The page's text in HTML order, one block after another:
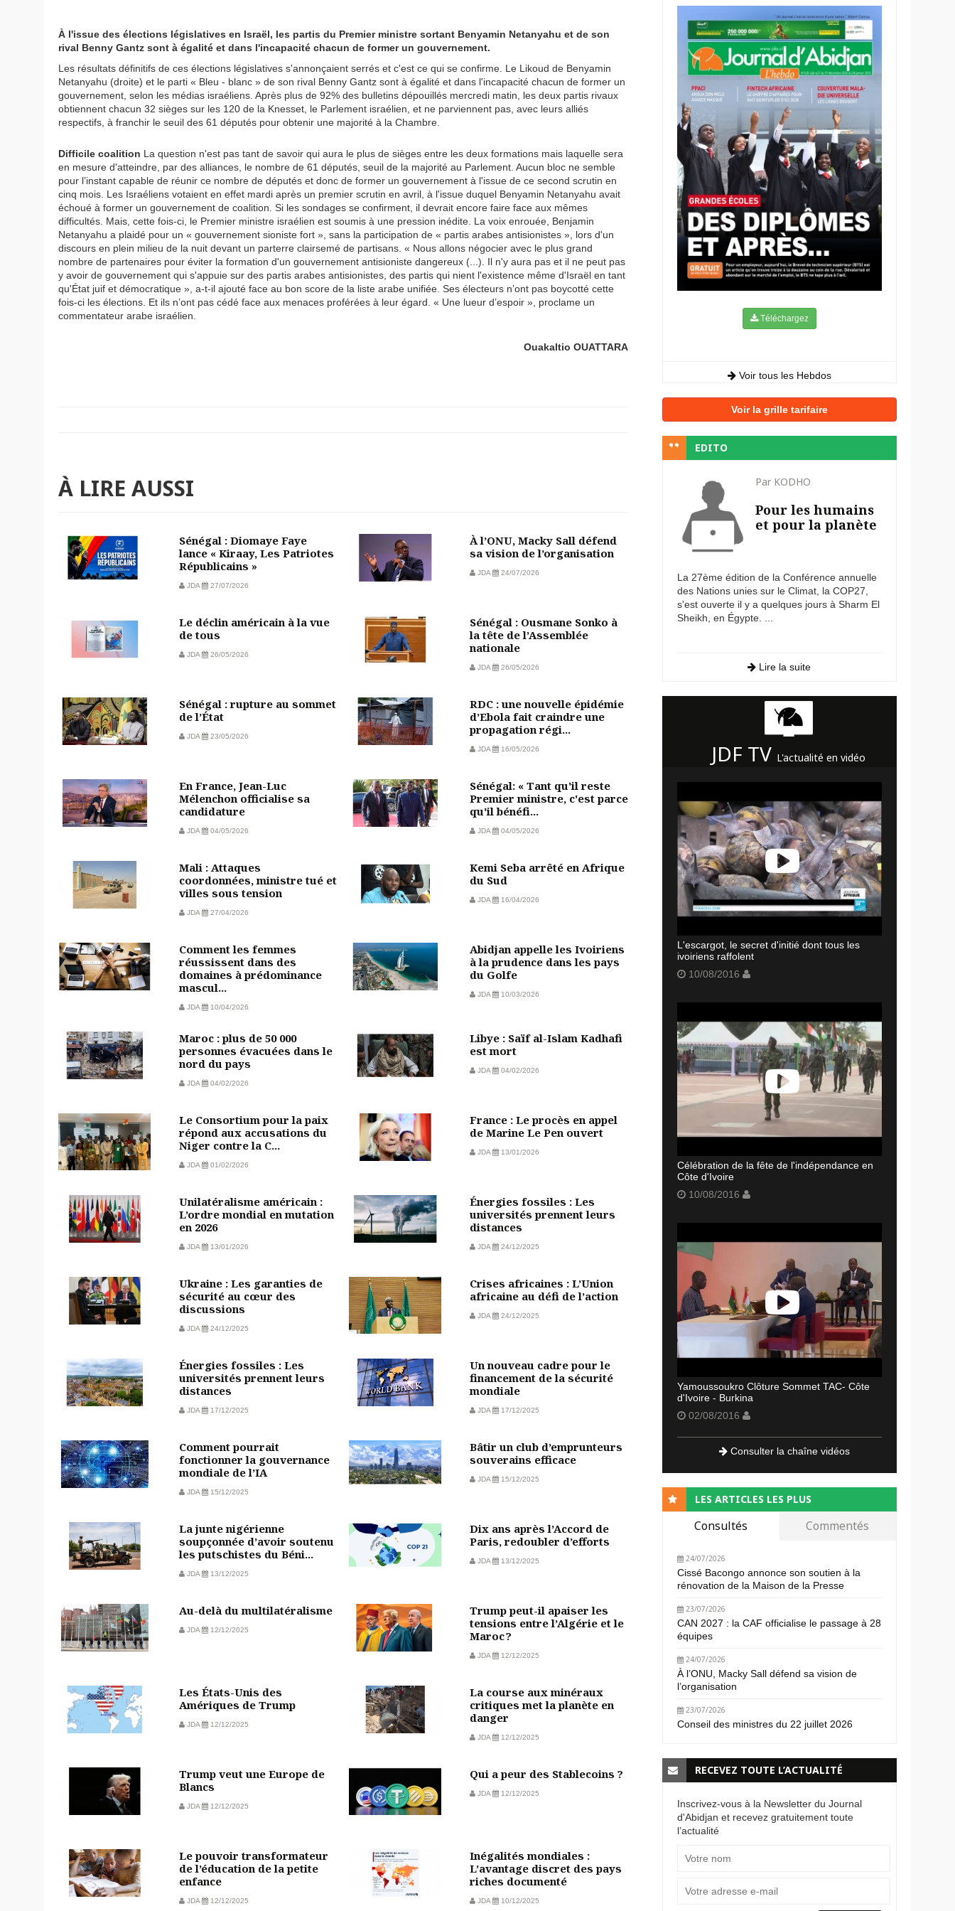
À l'issue des élections législatives en Israël, les partis du Premier ministre sortant Benyamin Netanyahu et de son
rival Benny Gantz sont à égalité et dans l'incapacité chacun de former un gouvernement.
Les résultats définitifs de ces élections législatives s'annonçaient serrés et c'est ce qui se confirme. Le Likoud de Benyamin
Netanyahu (droite) et le parti « Bleu - blanc » de son rival Benny Gantz sont à égalité et dans l'incapacité chacun de former un
gouvernement, selon les médias israéliens. Après plus de 92% des bulletins dépouillés mercredi matin, les deux partis rivaux
obtiennent chacun 32 sièges sur les 120 de la Knesset, le Parlement israélien, et ne parviennent pas, avec leurs alliés
respectifs, à franchir le seuil des 61 députés pour obtenir une majorité à la Chambre.
Difficile coalition La question n'est pas tant de savoir qui aura le plus de sièges entre les deux formations mais laquelle sera
en mesure d'atteindre, par des alliances, le nombre de 61 députés, seuil de la majorité au Parlement. Aucun bloc ne semble
pour l’instant capable de réunir ce nombre de députés et donc de former un gouvernement à l'issue de ce second scrutin en
cinq mois. Les Israéliens votaient en effet mardi après un premier scrutin en avril, à l'issue duquel Benyamin Netanyahu avait
échoué à former un gouvernement de coalition. Si les sondages se confirment, il devrait encore faire face aux mêmes
difficultés. Mais, cette fois-ci, le Premier ministre israélien est soumis à une pression inédite. La voix enrouée, Benjamin
Netanyahu a plaidé pour un « gouvernement sioniste fort », sans la participation de « partis arabes antisionistes », lors d'un
discours en plein milieu de la nuit devant un parterre clairsemé de partisans. « Nous allons négocier avec le plus grand
nombre de partenaires pour éviter la formation d'un gouvernement antisioniste dangereux (...). Il n'y aura pas et il ne peut pas
y avoir de gouvernement qui s'appuie sur des partis arabes antisionistes, des partis qui nient l'existence même d'Israël en tant
qu'État juif et démocratique », a-t-il ajouté face au bon score de la liste arabe unifiée. Ses électeurs n’ont pas boycotté cette
fois-ci les élections. Et ils n’ont pas cédé face aux menaces proférées à leur égard. « Une lueur d’espoir », proclame un
commentateur arabe israélien.
Ouakaltio OUATTARA
À LIRE AUSSI
Sénégal : Diomaye Faye
lance « Kiraay, Les Patriotes
Républicains »
JDA 27/07/2026
À l’ONU, Macky Sall défend
sa vision de l’organisation
JDA 24/07/2026
Le déclin américain à la vue
de tous
JDA 26/05/2026
Sénégal : Ousmane Sonko à
la tête de l’Assemblée
nationale
JDA 26/05/2026
Sénégal : rupture au sommet
de l’État
JDA 23/05/2026
RDC : une nouvelle épidémie
d’Ebola fait craindre une
propagation régi...
JDA 16/05/2026
En France, Jean-Luc
Mélenchon officialise sa
candidature
JDA 04/05/2026
Sénégal: « Tant qu'il reste
Premier ministre, c'est parce
qu'il bénéfi...
JDA 04/05/2026
Mali : Attaques
coordonnées, ministre tué et
villes sous tension
JDA 27/04/2026
Kemi Seba arrêté en Afrique
du Sud
JDA 16/04/2026
Comment les femmes
réussissent dans des
domaines à prédominance
mascul...
JDA 10/04/2026
Abidjan appelle les Ivoiriens
à la prudence dans les pays
du Golfe
JDA 10/03/2026
Maroc : plus de 50 000
personnes évacuées dans le
nord du pays
JDA 04/02/2026
Libye : Saïf al-Islam Kadhafi
est mort
JDA 04/02/2026
Le Consortium pour la paix
répond aux accusations du
Niger contre la C...
JDA 01/02/2026
France : Le procès en appel
de Marine Le Pen ouvert
JDA 13/01/2026
Unilatéralisme américain :
L’ordre mondial en mutation
en 2026
JDA 13/01/2026
Énergies fossiles : Les
universités prennent leurs
distances
JDA 24/12/2025
Ukraine : Les garanties de
sécurité au cœur des
discussions
JDA 24/12/2025
Crises africaines : L’Union
africaine au défi de l’action
JDA 24/12/2025
Énergies fossiles : Les
universités prennent leurs
distances
JDA 17/12/2025
Un nouveau cadre pour le
financement de la sécurité
mondiale
JDA 17/12/2025
Comment pourrait
fonctionner la gouvernance
mondiale de l’IA
JDA 15/12/2025
Bâtir un club d’emprunteurs
souverains efficace
JDA 15/12/2025
La junte nigérienne
soupçonnée d’avoir soutenu
les putschistes du Béni...
JDA 13/12/2025
Dix ans après l’Accord de
Paris, redoubler d’efforts
JDA 13/12/2025
Au-delà du multilatéralisme
JDA 12/12/2025
Trump peut-il apaiser les
tensions entre l’Algérie et le
Maroc ?
JDA 12/12/2025
Les États-Unis des
Amériques de Trump
JDA 12/12/2025
La course aux minéraux
critiques met la planète en
danger
JDA 12/12/2025
Trump veut une Europe de
Blancs
JDA 12/12/2025
Qui a peur des Stablecoins ?
JDA 12/12/2025
Le pouvoir transformateur
de l’éducation de la petite
enfance
JDA 12/12/2025
Inégalités mondiales :
L’avantage discret des pays
riches documenté
JDA 10/12/2025
Téléchargez
Voir tous les Hebdos
Voir la grille tarifaire
EDITO
Par KODHO
Pour les humains
et pour la planète
La 27ème édition de la Conférence annuelle
des Nations unies sur le Climat, la COP27,
s'est ouverte il y a quelques jours à Sharm El
Sheikh, en Égypte. ...
Lire la suite
JDF TV L'actualité en vidéo
L'escargot, le secret d'initié dont tous les
ivoiriens raffolent
10/08/2016
Célébration de la fête de l'indépendance en
Côte d'Ivoire
10/08/2016
Yamoussoukro Clôture Sommet TAC- Côte
d'Ivoire - Burkina
02/08/2016
Consulter la chaîne vidéos
LES ARTICLES LES PLUS
Consultés Commentés
24/07/2026
Cissé Bacongo annonce son soutien à la
rénovation de la Maison de la Presse
23/07/2026
CAN 2027 : la CAF officialise le passage à 28
équipes
24/07/2026
À l’ONU, Macky Sall défend sa vision de
l’organisation
23/07/2026
Conseil des ministres du 22 juillet 2026
RECEVEZ TOUTE L’ACTUALITÉ
Inscrivez-vous à la Newsletter du Journal
d'Abidjan et recevez gratuitement toute
l’actualité